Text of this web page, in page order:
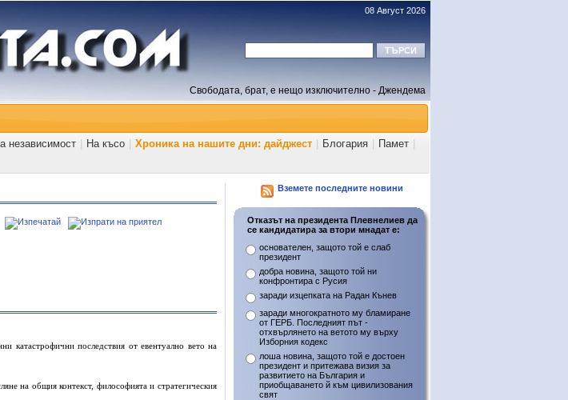
08 Август 2026
Свободата, брат, е нещо изключително - Джендема
независимост На късо Хроника на нашите дни: дайджест Блогария Памет
катастрофични последствия от евентуално вето на
на общия контекст, философията и стратегическия
Вземете последните новини
Отказът на президента Плевнелиев да
се кандидатира за втори мнадат е:
основателен, защото той е слаб
президент
добра новина, защото той ни
конфронтира с Русия
заради изцепката на Радан Кънев
заради многократното му бламиране
от ГЕРБ. Последният път -
отхвърлянето на ветото му върху
Изборния кодекс
лоша новина, защото той е достоен
президент и притежава визия за
развитието на България и
приобщаването й към цивилизования
свят